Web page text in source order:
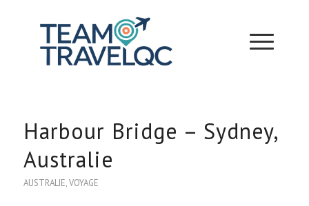
Harbour Bridge – Sydney,
Australie
AUSTRALIE,VOYAGE